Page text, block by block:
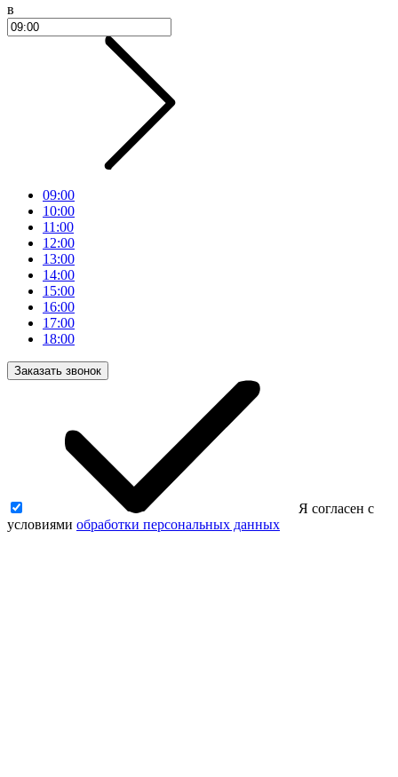
в
09:00
10:00
11:00
12:00
13:00
14:00
15:00
16:00
17:00
18:00
Заказать звонок
Я согласен с
условиями обработки персональных данных